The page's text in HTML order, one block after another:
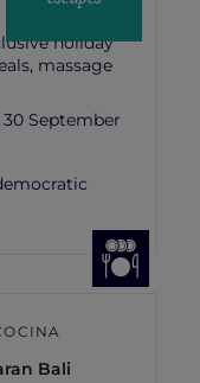
holiday
massage
September
Bali